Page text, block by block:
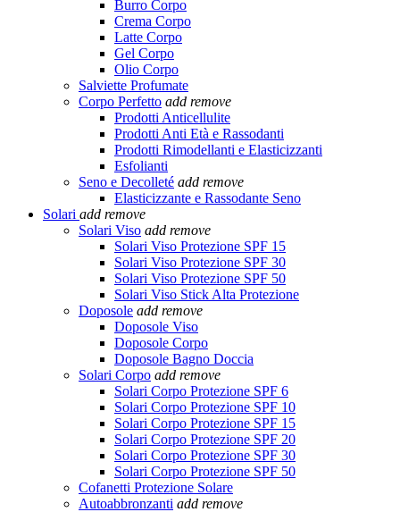
Burro Corpo
Crema Corpo
Latte Corpo
Gel Corpo
Olio Corpo
Salviette Profumate
Corpo Perfetto add remove
Prodotti Anticellulite
Prodotti Anti Età e Rassodanti
Prodotti Rimodellanti e Elasticizzanti
Esfolianti
Seno e Decolleté add remove
Elasticizzante e Rassodante Seno
Solari add remove
Solari Viso add remove
Solari Viso Protezione SPF 15
Solari Viso Protezione SPF 30
Solari Viso Protezione SPF 50
Solari Viso Stick Alta Protezione
Doposole add remove
Doposole Viso
Doposole Corpo
Doposole Bagno Doccia
Solari Corpo add remove
Solari Corpo Protezione SPF 6
Solari Corpo Protezione SPF 10
Solari Corpo Protezione SPF 15
Solari Corpo Protezione SPF 20
Solari Corpo Protezione SPF 30
Solari Corpo Protezione SPF 50
Cofanetti Protezione Solare
Autoabbronzanti add remove